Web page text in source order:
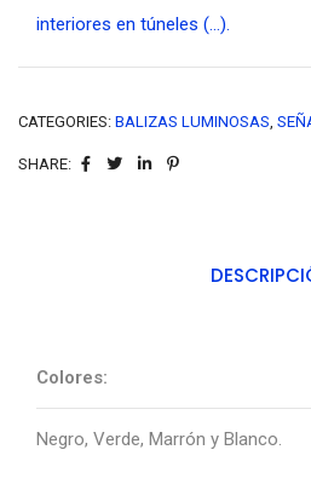
interiores en túneles (…).
CATEGORIES: BALIZAS LUMINOSAS,
SHARE:
Colores:
Negro, Verde, Marrón y Blanco.